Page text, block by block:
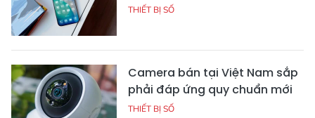
THIẾT BỊ SỐ
Camera bán tại Việt Nam sắp
phải đáp ứng quy chuẩn mới
THIẾT BỊ SỐ